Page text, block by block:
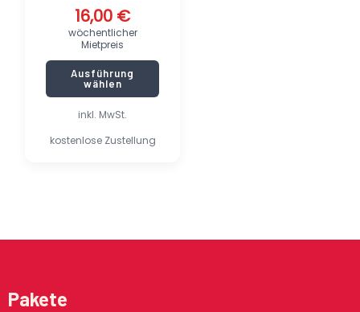
inkl. MwSt.
kostenlose Zustellung
16,00 €
wöchentlicher
Mietpreis
Ausführung
wählen
Pakete